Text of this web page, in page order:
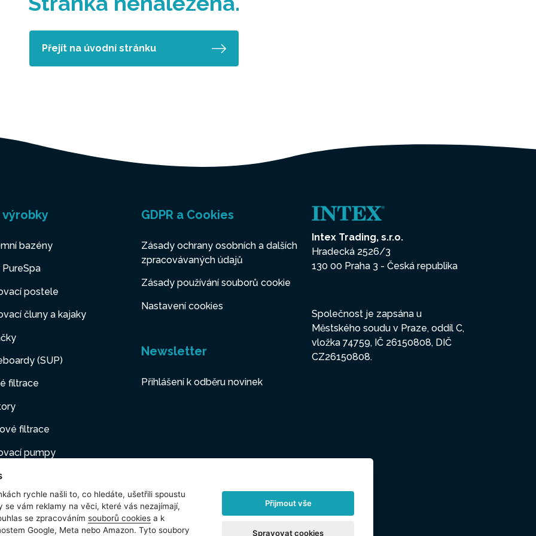
Přejít na úvodní stránku
výrobky
bazény
postele
čluny a kajaky
(SUP)
filtrace
filtrace
pumpy
nábytek
mazlíčci
GDPR a Cookies
Zásady ochrany osobních a dalších
zpracovávaných údajů
Zásady používání souborů cookie
Nastavení cookies
Newsletter
Přihlášení k odběru novinek
Intex Trading, s.r.o.
Hradecká 2526/3
130 00 Praha 3 - Česká republika
Společnost je zapsána u
Městského soudu v Praze, oddíl C,
vložka 74759, IČ 26150808, DIČ
CZ26150808.
rychle našli to, co hledáte, ušetřili spoustu
se vám reklamy na věci, které vás nezajímají,
se zpracováním souborů cookies a k
Google, Meta nebo Amazon. Tyto soubory
Přijmout vše
Spravovat cookies